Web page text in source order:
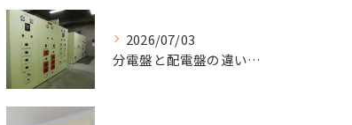
2026/07/03
分電盤と配電盤の違いは？